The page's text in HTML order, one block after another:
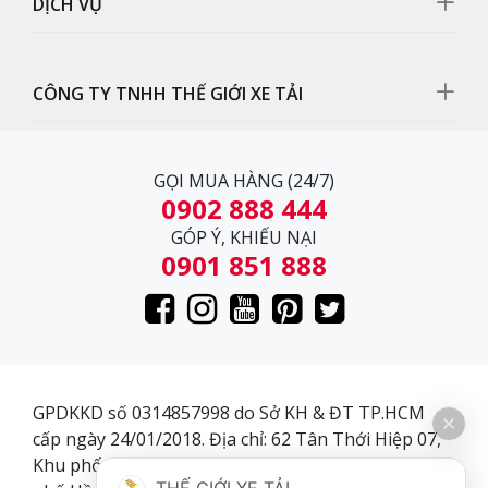
CÔNG TY TNHH THẾ GIỚI XE TẢI
GỌI MUA HÀNG (24/7)
0902 888 444
GÓP Ý, KHIẾU NẠI
0901 851 888
GPDKKD số 0314857998 do Sở KH & ĐT TP.HCM
cấp ngày 24/01/2018. Địa chỉ: 62 Tân Thới Hiệp 07,
Khu phố 3, Phường Tân Thới Hiệp, Quận 12, Thành